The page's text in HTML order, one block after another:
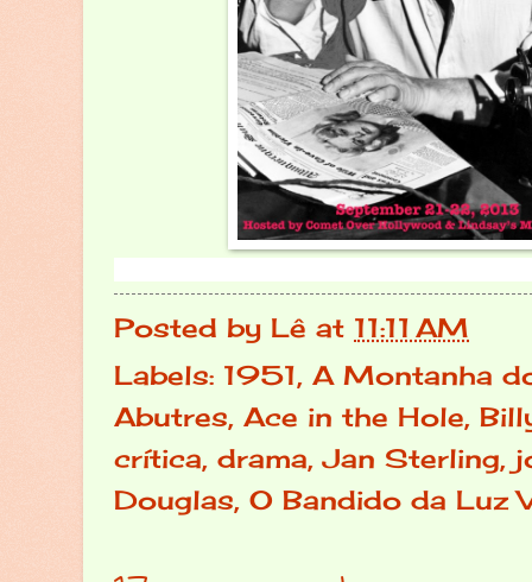
Posted by Lê at 11:11 AM
Labels: 1951, A Montanha
Abutres, Ace in the Hole,
crítica, drama,Jan Sterling,
Douglas, O Bandido da Luz